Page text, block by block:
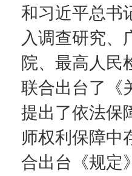
和习近平总书
入调查研究、
院、最高人民
联合出台了《
提出了依法保
师权利保障中
合出台《规定